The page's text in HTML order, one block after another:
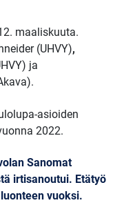
maaliskuuta.
(UHVY),
ja
asioiden
2022.
Sanomat
irtisanoutui. Etätyö
vuoksi.